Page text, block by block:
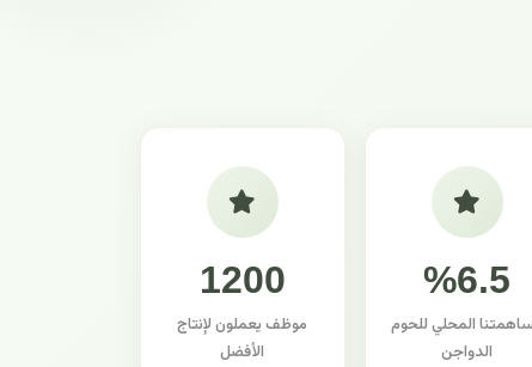
%6.5
المحلي للحوم
الدواجن
1200
موظف يعملون لإنتاج
الأفضل